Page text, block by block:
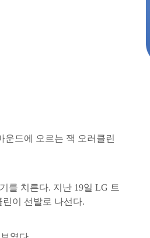
드에 오르는 잭 오러클린
를 치른다. 지난 19일 LG 트
이 선발로 나선다.